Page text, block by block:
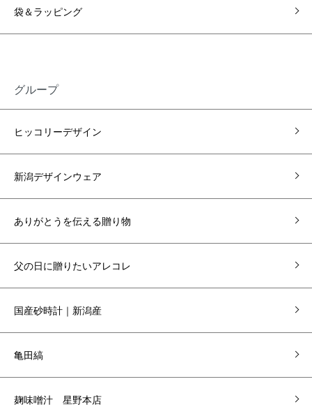
袋＆ラッピング
グループ
ヒッコリーデザイン
新潟デザインウェア
ありがとうを伝える贈り物
父の日に贈りたいアレコレ
国産砂時計｜新潟産
亀田縞
麹味噌汁 星野本店